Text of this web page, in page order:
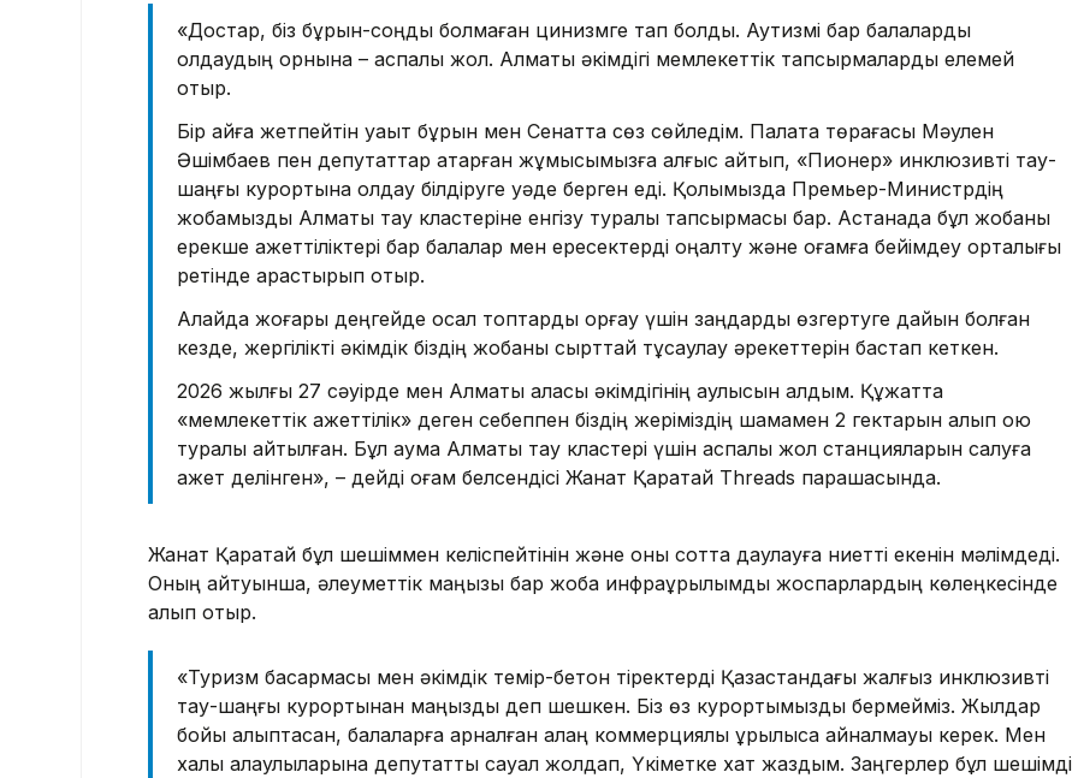
«Достар, біз бұрын-соңды болмаған цинизмге тап болдық. Аутизмі бар балаларды
қолдаудың орнына – аспалы жол. Алматы әкімдігі мемлекеттік тапсырмаларды елемей
отыр.
Бір айға жетпейтін уақыт бұрын мен Сенатта сөз сөйледім. Палата төрағасы Мәулен
Әшімбаев пен депутаттар атқарған жұмысымызға алғыс айтып, «Пионер» инклюзивті тау-
шаңғы курортына қолдау білдіруге уәде берген еді. Қолымызда Премьер-Министрдің
жобамызды Алматы тау кластеріне енгізу туралы тапсырмасы бар. Астанада бұл жобаны
ерекше қажеттіліктері бар балалар мен ересектерді оңалту және қоғамға бейімдеу орталығы
ретінде қарастырып отыр.
Алайда жоғары деңгейде осал топтарды қорғау үшін заңдарды өзгертуге дайын болған
кезде, жергілікті әкімдік біздің жобаны сырттай тұсаулау әрекеттерін бастап кеткен.
2026 жылғы 27 сәуірде мен Алматы қаласы әкімдігінің қаулысын алдым. Құжатта
«мемлекеттік қажеттілік» деген себеппен біздің жеріміздің шамамен 2 гектарын алып қою
туралы айтылған. Бұл аумақ Алматы тау кластері үшін аспалы жол станцияларын салуға
қажет делінген», – дейді қоғам белсендісі Жанат Қаратай Threads парақшасында.
Жанат Қаратай бұл шешіммен келіспейтінін және оны сотта даулауға ниетті екенін мәлімдеді.
Оның айтуынша, әлеуметтік маңызы бар жоба инфрақұрылымдық жоспарлардың көлеңкесінде
қалып отыр.
«Туризм басқармасы мен әкімдік темір-бетон тіректерді Қазақстандағы жалғыз инклюзивті
тау-шаңғы курортынан маңызды деп шешкен. Біз өз курортымызды бермейміз. Жылдар
бойы қалыптасқан, балаларға арналған алаң коммерциялық құрылысқа айналмауы керек. Мен
халық қалаулыларына депутаттық сауал жолдап, Үкіметке хат жаздым. Заңгерлер бұл шешімді